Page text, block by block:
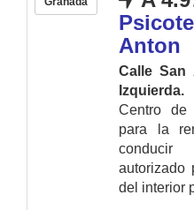
Anton
Calle San
Izquierda.
Centro de
para la
autorizado
del interior